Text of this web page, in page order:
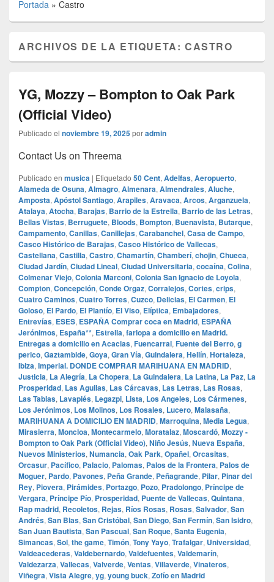
Portada » Castro
ARCHIVOS DE LA ETIQUETA:CASTRO
YG, Mozzy – Bompton to Oak Park
(Official Video)
Publicado el noviembre 19, 2025poradmin
Contact Us on Threema
Publicado en musica | Etiquetado 50 Cent, Adelfas, Aeropuerto,
Alameda de Osuna, Almagro, Almenara, Almendrales, Aluche,
Amposta, Apóstol Santiago, Arapiles, Aravaca, Arcos, Arganzuela,
Atalaya, Atocha, Barajas, Barrio de la Estrella, Barrio de las Letras,
Bellas Vistas, Berruguete, Bloods, Bompton, Buenavista, Butarque,
Campamento, Canillas, Canillejas, Carabanchel, Casa de Campo,
Casco Histórico de Barajas, Casco Histórico de Vallecas,
Castellana, Castilla, Castro, Chamartín, Chamberí, chojin, Chueca,
Ciudad Jardín, Ciudad Lineal, Ciudad Universitaria, cocaína, Colina,
Colmenar Viejo, Colonia Marconi, Colonia San Ignacio de Loyola,
Compton, Concepción, Conde Orgaz, Corralejos, Cortes, crips,
Cuatro Caminos, Cuatro Torres, Cuzco, Delicias, El Carmen, El
Goloso, El Pardo, El Plantío, El Viso, Elíptica, Embajadores,
Entrevías, ESES, ESPAÑA Comprar coca en Madrid, ESPAÑA
Jerónimos, España**, Estrella, farlopa a domicilio en Madrid.
Entregas a domicilio en Acacias, Fuencarral, Fuente del Berro, g
perico, Gaztambide, Goya, Gran Vía, Guindalera, Hellín, Hortaleza,
Ibiza, Imperial. DONDE COMPRAR MARIHUANA EN MADRID,
Justicia, La Alegría, La Chopera, La Guindalera, La Latina, La Paz, La
Prosperidad, Las Aguilas, Las Cárcavas, Las Letras, Las Rosas,
Las Tablas, Lavapiés, Legazpi, Lista, Los Angeles, Los Cármenes,
Los Jerónimos, Los Molinos, Los Rosales, Lucero, Malasaña,
MARIHUANA A DOMICILIO EN MADRID, Marroquina, Media Legua,
Mirasierra, Moncloa, Montecarmelo, Moratalaz, Moscardó, Mozzy -
Bompton to Oak Park (Official Video), Niño Jesús, Nueva España,
Nuevos Ministerios, Numancia, Oak Park, Opañel, Orcasitas,
Orcasur, Pacífico, Palacio, Palomas, Palos de la Frontera, Palos de
Moguer, Pardo, Pavones, Peña Grande, Peñagrande, Pilar, Pinar del
Rey, Piovera, Pirámides, Portazgo, Pozo, Pradolongo, Príncipe de
Vergara, Príncipe Pío, Prosperidad, Puente de Vallecas, Quintana,
Rap madrid, Recoletos, Rejas, Ríos Rosas, Rosas, Salvador, San
Andrés, San Blas, San Cristóbal, San Diego, San Fermín, San Isidro,
San Juan Bautista, San Pascual, San Roque, Santa Eugenia,
Simancas, Sol, the game, Timón, Tony Yayo, Trafalgar, Universidad,
Valdeacederas, Valdebernardo, Valdefuentes, Valdemarín,
Valdezarza, Vallecas, Valverde, Ventas, Villaverde, Vinateros,
Viñegra, Vista Alegre, yg, young buck, Zofío en Madrid